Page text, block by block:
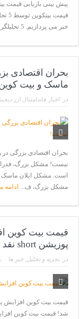
خبر می پردازیم. 5 تحلیلگر بازار ، بازیابی قیمت بیت کوی...
بحران اقتصادی
ماسک و بیت
در: اخبار فاندامنتال ارز
بحران اقتصادی بزرگی
نیست! مشکل بزرگ،
است. مشکل ایلان ماسک
مشکل بزرگ، ف... ادامه
پوزیشن short نقد شد
در: تجزیه و تحلیل, خبر ها